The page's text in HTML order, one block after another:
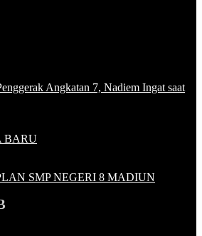
Angkatan 7, Nadiem Ingat saat
BARU
SMP NEGERI 8 MADIUN